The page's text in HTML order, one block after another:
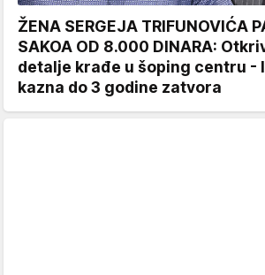
ŽENA SERGEJA TRIFUNOVIĆA
SAKOA OD 8.000 DINARA:
detalje krađe u šoping centru -
kazna do 3 godine zatvora